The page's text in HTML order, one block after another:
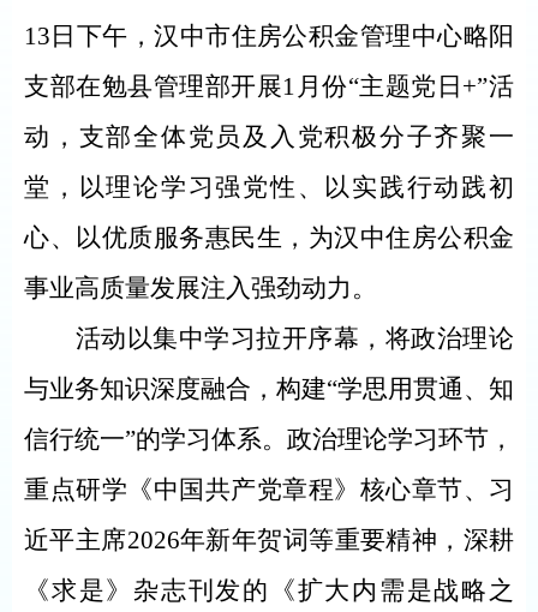
13日下午，汉中市住房公积金管理中心略阳
支部在勉县管理部开展1月份“主题党日+”活
动，支部全体党员及入党积极分子齐聚一
堂，以理论学习强党性、以实践行动践初
心、以优质服务惠民生，为汉中住房公积金
事业高质量发展注入强劲动力。
活动以集中学习拉开序幕，将政治理论
与业务知识深度融合，构建“学思用贯通、知
信行统一”的学习体系。政治理论学习环节，
重点研学《中国共产党章程》核心章节、习
近平主席2026年新年贺词等重要精神，深耕
《求是》杂志刊发的《扩大内需是战略之